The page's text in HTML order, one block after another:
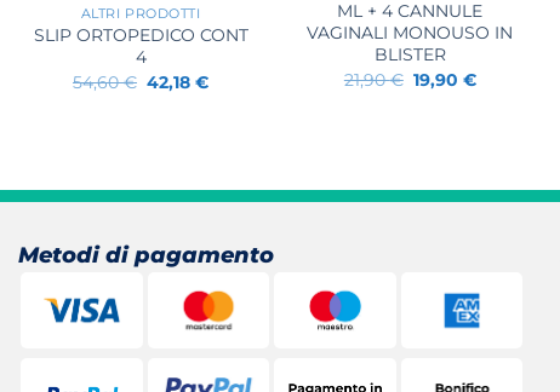
ALTRI PRODOTTI
SLIP ORTOPEDICO CONT
4
54,60€ Il
prezzo
42,18€Il
ML + 4 CANNULE
VAGINALI MONOUSO IN
BLISTER
21,90€ Il
prezzo
19,90€Il
Metodi di pagamento